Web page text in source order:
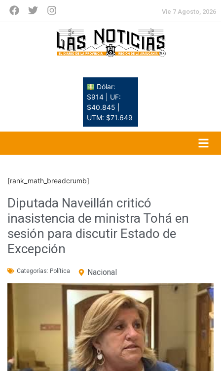
Vie 7 Agosto, 2026
Dólar:
$914 | UF:
$40.845 |
UTM: $71.649
[rank_math_breadcrumb]
Diputada Naveillán criticó
inasistencia de ministra Tohá en
sesión para discutir Estado de
Excepción
Categorías: Política Nacional